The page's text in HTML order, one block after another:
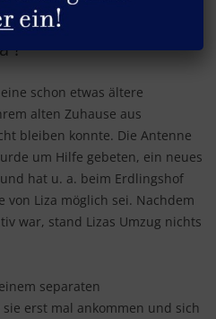
neues
?
schon etwas ältere
alten Zuhause aus
bleiben konnte. Die Antenne
um Hilfe gebeten, ein neues
hat u. a. beim Erdlingshof
von Liza möglich sei. Nachdem
war, stand Lizas Umzug nichts
separaten
erst mal ankommen und sich